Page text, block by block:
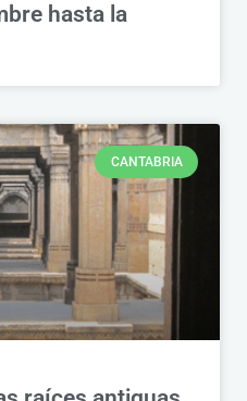
hasta la
CANTABRIA